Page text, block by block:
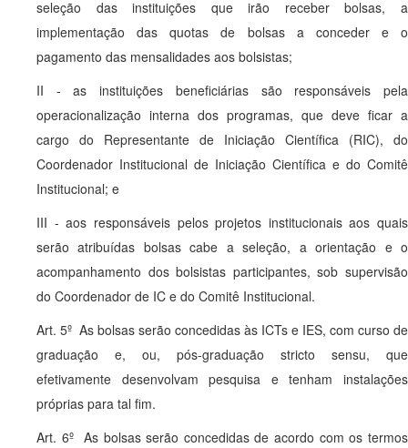
seleção das instituições que irão receber bolsas, a
implementação das quotas de bolsas a conceder e o
pagamento das mensalidades aos bolsistas;
II - as instituições beneficiárias são responsáveis pela
operacionalização interna dos programas, que deve ficar a
cargo do Representante de Iniciação Científica (RIC), do
Coordenador Institucional de Iniciação Científica e do Comitê
Institucional; e
III - aos responsáveis pelos projetos institucionais aos quais
serão atribuídas bolsas cabe a seleção, a orientação e o
acompanhamento dos bolsistas participantes, sob supervisão
do Coordenador de IC e do Comitê Institucional.
Art. 5º As bolsas serão concedidas às ICTs e IES, com curso de
graduação e, ou, pós-graduação stricto sensu, que
efetivamente desenvolvam pesquisa e tenham instalações
próprias para tal fim.
Art. 6º As bolsas serão concedidas de acordo com os termos